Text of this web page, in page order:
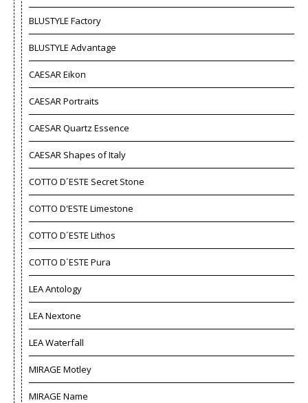
BLUSTYLE Factory
BLUSTYLE Advantage
CAESAR Eikon
CAESAR Portraits
CAESAR Quartz Essence
CAESAR Shapes of Italy
COTTO D´ESTE Secret Stone
COTTO D'ESTE Limestone
COTTO D´ESTE Lithos
COTTO D´ESTE Pura
LEA Antology
LEA Nextone
LEA Waterfall
MIRAGE Motley
MIRAGE Name